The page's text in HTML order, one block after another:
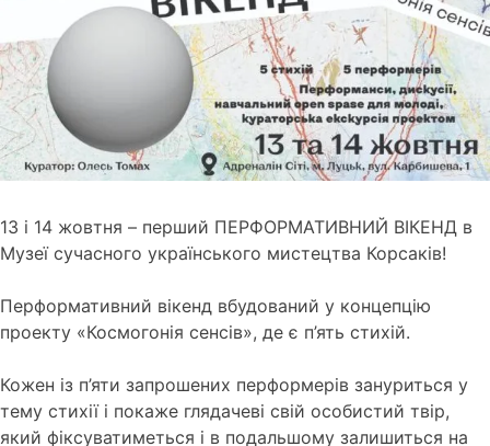
13 і 14 жовтня – перший ПЕРФОРМАТИВНИЙ ВІКЕНД в
Музеї сучасного українського мистецтва Корсаків!
Перформативний вікенд вбудований у концепцію
проекту «Космогонія сенсів», де є п’ять стихій.
Кожен із п’яти запрошених перформерів зануриться у
тему стихії і покаже глядачеві свій особистий твір,
який фіксуватиметься і в подальшому залишиться на